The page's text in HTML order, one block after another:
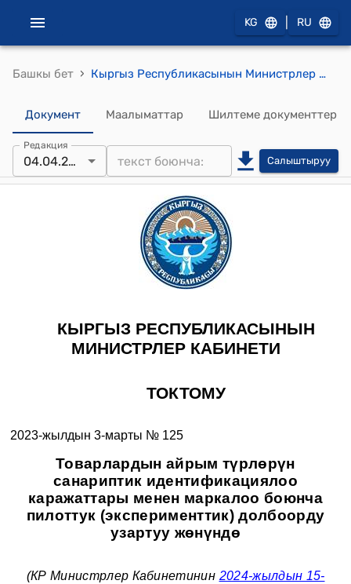
KG RU
Башкы бет › Кыргыз Республикасынын Министрлер Кабинетинин 2023-жылдын 3-мартындагы № 125 "Товарлардын айрым түрлөрүн санариптик идентификациялоо каражаттары менен маркалоо боюнча пилоттук (эксперименттик) долбоорду узартуу жөнүндө" токтому
Документ Маалыматтар Шилтеме документтер
Редакция
04.04.2025 Салыштыруу